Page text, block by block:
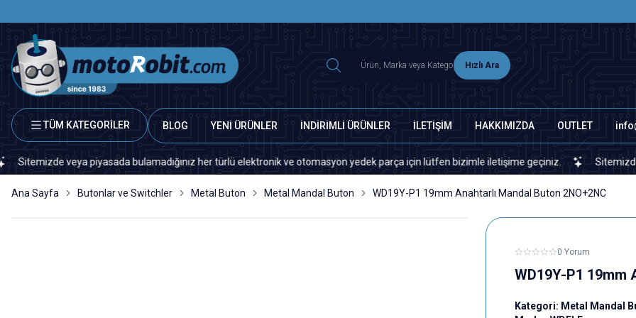
Hızlı Ara
TÜM KATEGORİLER BLOG YENİ ÜRÜNLER İNDİRİMLİ ÜRÜNLER İLETİŞİM HAKKIMIZDA OUTLET
veya piyasada bulamadığınız her türlü elektronik ve otomasyon yedek parça için lütfen bizimle iletişime geçiniz. Sitemizde veya
Ana Sayfa Butonlar ve Switchler Metal Buton Metal Mandal Buton WD19Y-P1 19mm Anahtarlı Mandal Buton 2NO+2NC
0 Yorum
WD19Y-P1 19mm
Kategori: Metal Mandal